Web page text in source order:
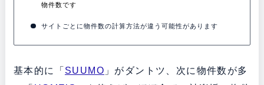
物件数です
サイトごとに物件数の計算方法が違う可能性があります
基本的に「 SUUMO 」がダントツ、次に物件数が多